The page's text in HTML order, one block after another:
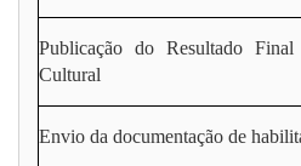
Publicação do Resultado
Cultural
Envio da documentação de